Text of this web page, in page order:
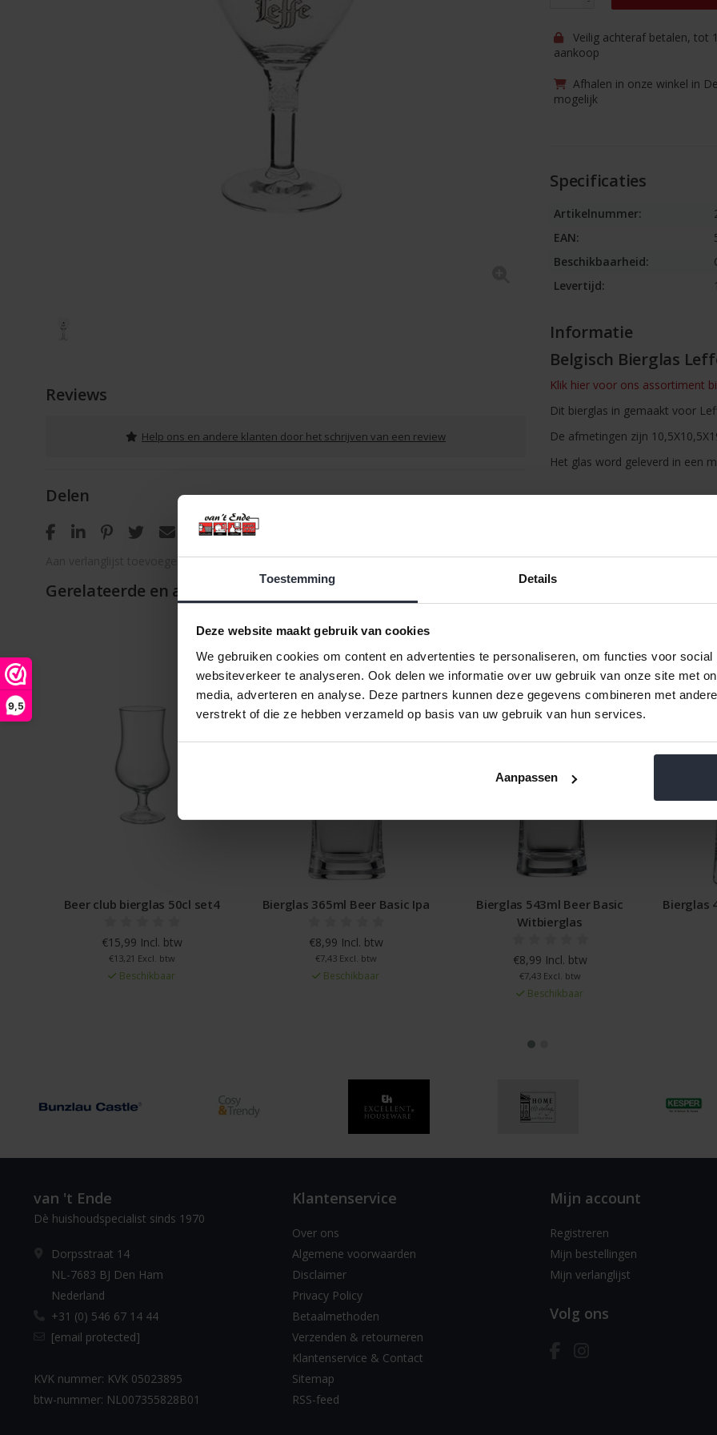
Toestemming Details
Deze website maakt gebruik van cookies
We gebruiken cookies om content en advertenties te personaliseren, om functies voor
websiteverkeer te analyseren. Ook delen we informatie over uw gebruik van onze site met
media, adverteren en analyse. Deze partners kunnen deze gegevens combineren met
verstrekt of die ze hebben verzameld op basis van uw gebruik van hun services.
Aanpassen
9,5
Reviews
Help ons en andere klanten door het schrijven van een review
Delen
Aan verlanglijst toevoegen / Toevoegen om te vergelijken / Afdrukken
Veilig achteraf betalen, tot
aankoop
Afhalen in onze winkel in
mogelijk
Specificaties
Artikelnummer:
EAN:
Beschikbaarheid:
Levertijd:
Informatie
Belgisch Bierglas
Klik hier voor ons assortiment
Dit bierglas in gemaakt voor
De afmetingen zijn
Het glas word geleverd in een
Gerelateerde en alternatieve producten
Beer club bierglas 50cl set4
€15,99 Incl. btw
€13,21 Excl. btw
Beschikbaar
Bierglas 365ml Beer Basic Ipa
€8,99 Incl. btw
€7,43 Excl. btw
Beschikbaar
Bierglas 543ml Beer Basic
Witbierglas
€8,99 Incl. btw
€7,43 Excl. btw
Beschikbaar
Bierglas
van 't Ende
Dè huishoudspecialist sinds 1970
Dorpsstraat 14
NL-7683 BJ Den Ham
Nederland
+31 (0) 546 67 14 44
[email protected]
KVK nummer: KVK 05023895
btw-nummer: NL007355828B01
Klantenservice
Over ons
Algemene voorwaarden
Disclaimer
Privacy Policy
Betaalmethoden
Verzenden & retourneren
Klantenservice & Contact
Sitemap
RSS-feed
Mijn account
Registreren
Mijn bestellingen
Mijn verlanglijst
Volg ons